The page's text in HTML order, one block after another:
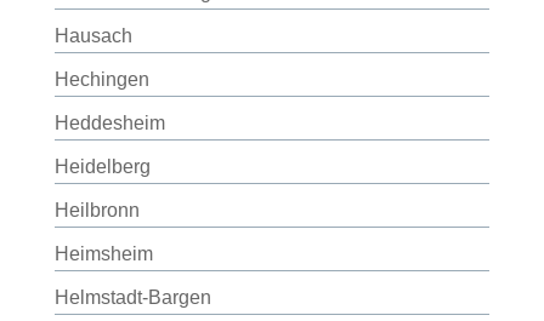
Hausach
Hechingen
Heddesheim
Heidelberg
Heilbronn
Heimsheim
Helmstadt-Bargen